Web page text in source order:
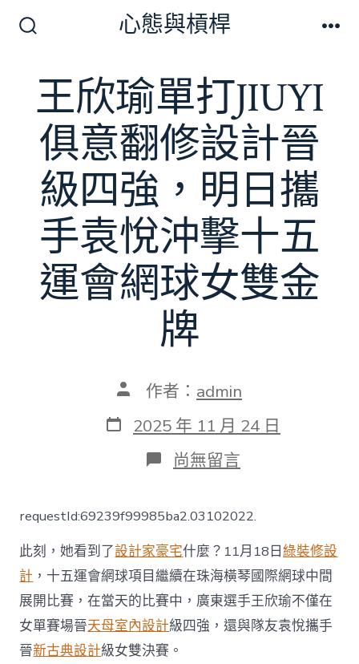
切
換
開
心態與槓桿
王欣瑜單打JIUYI
俱意翻修設計晉
級四強，明日攜
手袁悅沖擊十五
運會網球女雙金
牌
文
作
者
作者： admin
發
表
2025 年 11 月 24 日
在
〈王
瑜
單
打
JIUYI
俱
意
翻
修
設
計
尚無留言
requestId:69239f99985ba2.03102022.
此刻，她看到了設計家豪宅什麼？11月18日綠裝修設
計 ，十五運會網球項目繼續在珠海橫琴國際網球中間
展開比賽，在當天的比賽中，廣東選手王欣瑜不僅在
女單賽場晉天母室內設計級四強，還與隊友袁悅攜手
晉新古典設計級女雙決賽。